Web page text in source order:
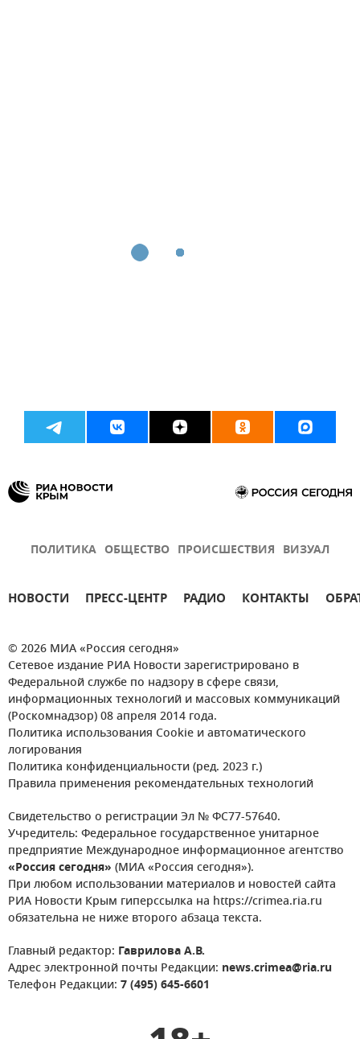
ПОЛИТИКА ОБЩЕСТВО ПРОИСШЕСТВИЯ ВИЗУАЛ
НОВОСТИ ПРЕСС-ЦЕНТР РАДИО КОНТАКТЫ
© 2026 МИА «Россия сегодня»
Сетевое издание РИА Новости зарегистрировано в
Федеральной службе по надзору в сфере связи,
информационных технологий и массовых коммуникаций
(Роскомнадзор) 08 апреля 2014 года.
Политика использования Cookie и автоматического
логирования
Политика конфиденциальности (ред. 2023 г.)
Правила применения рекомендательных технологий
Свидетельство о регистрации Эл № ФС77-57640.
Учредитель: Федеральное государственное унитарное
предприятие Международное информационное агентство
«Россия сегодня» (МИА «Россия сегодня»).
При любом использовании материалов и новостей сайта
РИА Новости Крым гиперссылка на https://crimea.ria.ru
обязательна не ниже второго абзаца текста.
Главный редактор: Гаврилова А.В.
Адрес электронной почты Редакции: news.crimea@ria.ru
Телефон Редакции: 7 (495) 645-6601